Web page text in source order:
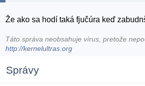
Že ako sa hodí taká fjučúra keď
Táto správa neobsahuje vírus, pretože
http://kernelultras.org
Správy